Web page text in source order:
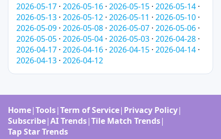
2026-05-17 · 2026-05-16 · 2026-05-15 · 2026-05-14 ·
2026-05-13 · 2026-05-12 · 2026-05-11 · 2026-05-10 ·
2026-05-09 · 2026-05-08 · 2026-05-07 · 2026-05-06 ·
2026-05-05 · 2026-05-04 · 2026-05-03 · 2026-04-28 ·
2026-04-17 · 2026-04-16 · 2026-04-15 · 2026-04-14 ·
2026-04-13 · 2026-04-12
Home|Tools|Term of Service| Privacy Policy|
Subscribe|AI Trends|Tile Match Trends|
Tap Star Trends